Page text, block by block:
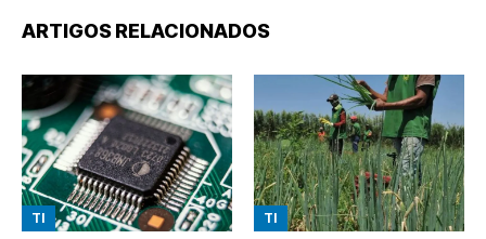
ARTIGOS RELACIONADOS
TI TI